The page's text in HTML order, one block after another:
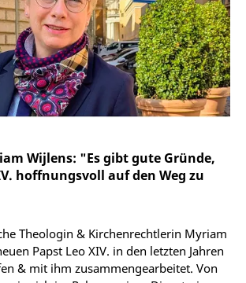
Wijlens: "Es gibt gute Gründe,
hoffnungsvoll auf den Weg zu
Theologin & Kirchenrechtlerin Myriam
Papst Leo XIV. in den letzten Jahren
& mit ihm zusammengearbeitet. Von